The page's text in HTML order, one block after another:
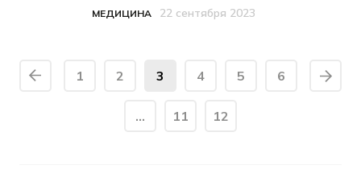
Категория
МЕДИЦИНА
Дата публикации
22 сентября 2023
1 2 3 4 5 6
… 11 12